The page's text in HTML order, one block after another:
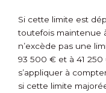
Si cette limite est
toutefois maintenue
n’excède pas une
93 500 € et à 41 250
s’appliquer à
si cette limite